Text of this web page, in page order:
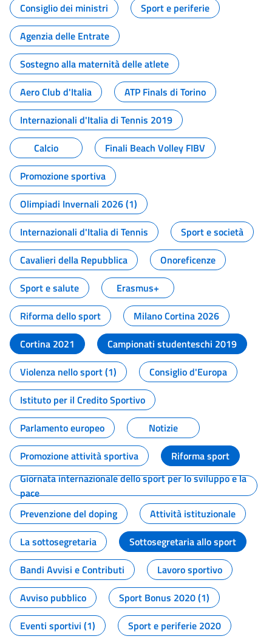
Consiglio dei ministri
Sport e periferie
Agenzia delle Entrate
Sostegno alla maternità delle atlete
Aero Club d'Italia
ATP Finals di Torino
Internazionali d'Italia di Tennis 2019
Calcio
Finali Beach Volley FIBV
Promozione sportiva
Olimpiadi Invernali 2026 (1)
Internazionali d'Italia di Tennis
Sport e società
Cavalieri della Repubblica
Onoreficenze
Sport e salute
Erasmus+
Riforma dello sport
Milano Cortina 2026
Cortina 2021
Campionati studenteschi 2019
Violenza nello sport (1)
Consiglio d'Europa
Istituto per il Credito Sportivo
Parlamento europeo
Notizie
Promozione attività sportiva
Riforma sport
Giornata internazionale dello sport per lo sviluppo e la
pace
Prevenzione del doping
Attività istituzionale
La sottosegretaria
Sottosegretaria allo sport
Bandi Avvisi e Contributi
Lavoro sportivo
Avviso pubblico
Sport Bonus 2020 (1)
Eventi sportivi (1)
Sport e periferie 2020